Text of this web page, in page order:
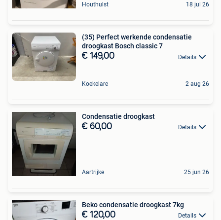
Houthulst 18 jul 26
(35) Perfect werkende condensatie
droogkast Bosch classic 7
€ 149,00 Details
Koekelare 2 aug 26
Condensatie droogkast
€ 60,00 Details
Aartrijke 25 jun 26
Beko condensatie droogkast 7kg
€ 120,00 Details